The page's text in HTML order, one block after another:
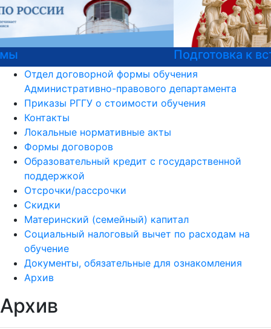
Подготовка к вступительным испытаниям
Отдел договорной формы обучения
Административно-правового департамента
Приказы РГГУ о стоимости обучения
Контакты
Локальные нормативные акты
Формы договоров
Образовательный кредит с государственной
поддержкой
Отсрочки/рассрочки
Скидки
Материнский (семейный) капитал
Социальный налоговый вычет по расходам на
обучение
Документы, обязательные для ознакомления
Архив
Архив